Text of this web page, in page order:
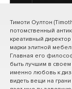
Тимоти Оултон
потомственный
креативный
марки элитной
Главная его
быть лучшим в
именно любовь к
видеть вещи на